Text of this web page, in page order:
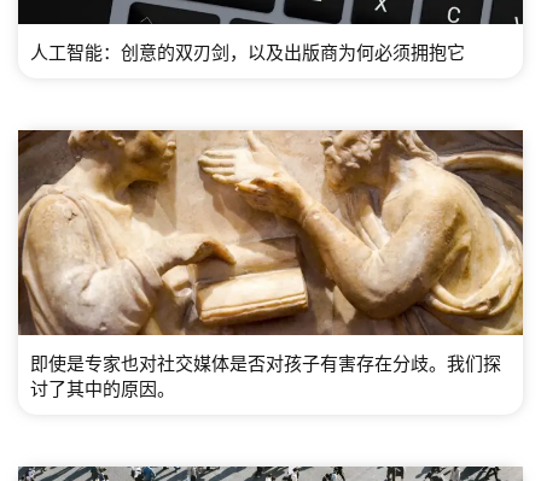
人工智能：创意的双刃剑，以及出版商为何必须拥抱它
即使是专家也对社交媒体是否对孩子有害存在分歧。我们探
讨了其中的原因。